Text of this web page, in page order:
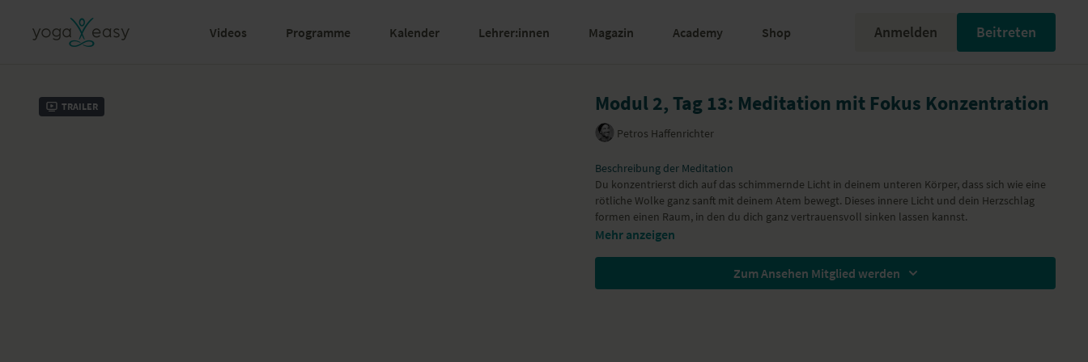
Videos Programme Kalender Lehrer:innen Magazin Academy Shop Anmelden Beitreten
Trailer Modul 2, Tag 13: Meditation mit Fokus Konzentration
Petros Haffenrichter
Beschreibung der Meditation
Du konzentrierst dich auf das schimmernde Licht in deinem unteren Körper, dass sich wie eine
rötliche Wolke ganz sanft mit deinem Atem bewegt. Dieses innere Licht und dein Herzschlag
formen einen Raum, in den du dich ganz vertrauensvoll sinken lassen kannst.
Mehr anzeigen
Zum Ansehen Mitglied werden